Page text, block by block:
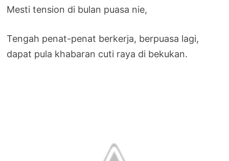
Mesti tension di bulan puasa nie,
Tengah penat-penat berkerja, berpuasa lagi,
dapat pula khabaran cuti raya di bekukan.